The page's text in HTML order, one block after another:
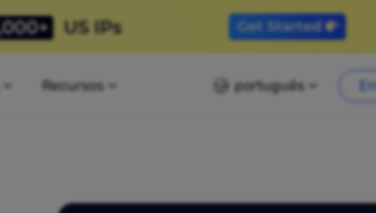
Recursos português